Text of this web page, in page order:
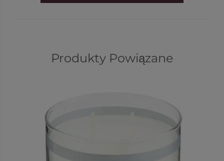
Produkty Powiązane